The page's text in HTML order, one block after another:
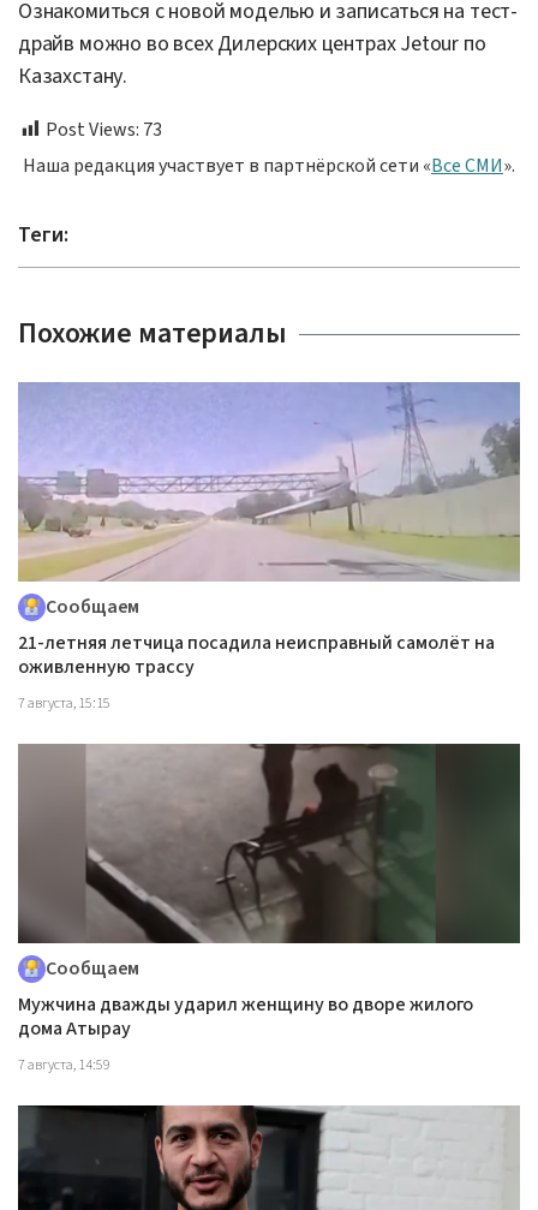
Ознакомиться с новой моделью и записаться на тест-
драйв можно во всех Дилерских центрах Jetour по
Казахстану.
Post Views: 73
Наша редакция участвует в партнёрской сети «Все СМИ».
Теги:
Похожие материалы
Сообщаем
21-летняя летчица посадила неисправный самолёт на
оживленную трассу
7 августа, 15:15
Сообщаем
Мужчина дважды ударил женщину во дворе жилого
дома Атырау
7 августа, 14:59